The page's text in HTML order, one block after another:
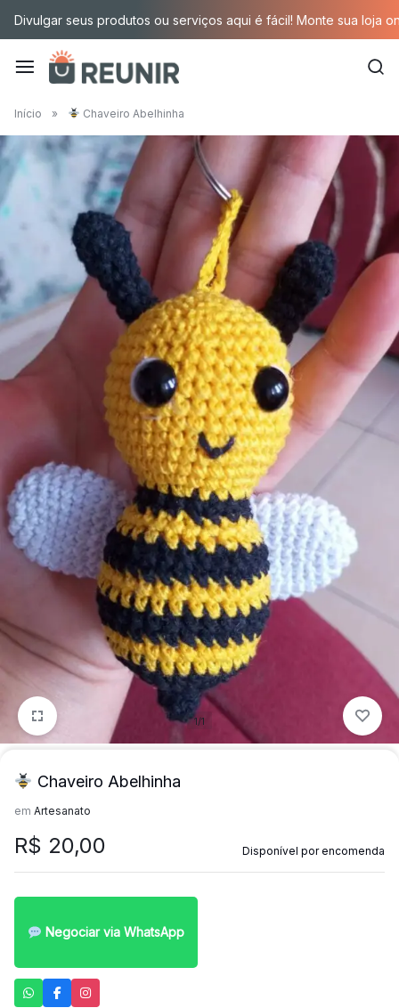
conteúdo
Divulgar seus produtos ou serviços aqui é fácil! Monte sua loja
a
tecnologia
oportunizando
trabalho
decente
para
quem
mais
precisa!
Início » Chaveiro Abelhinha
1/1
Chaveiro Abelhinha
em Artesanato
R$ 20,00 Disponível por encomenda
Negociar via WhatsApp